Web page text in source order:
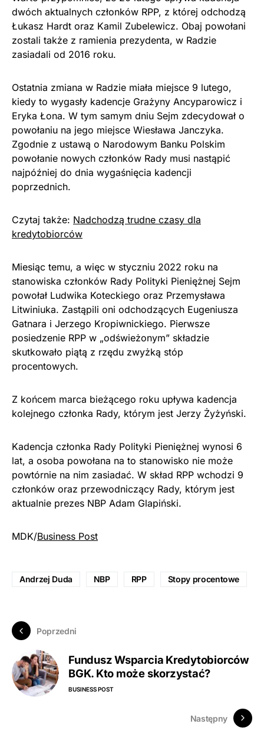
dwóch aktualnych członków RPP, z której odchodzą
Łukasz Hardt oraz Kamil Zubelewicz. Obaj powołani
zostali także z ramienia prezydenta, w Radzie
zasiadali od 2016 roku.
Ostatnia zmiana w Radzie miała miejsce 9 lutego,
kiedy to wygasły kadencje Grażyny Ancyparowicz i
Eryka Łona. W tym samym dniu Sejm zdecydował o
powołaniu na jego miejsce Wiesława Janczyka.
Zgodnie z ustawą o Narodowym Banku Polskim
powołanie nowych członków Rady musi nastąpić
najpóźniej do dnia wygaśnięcia kadencji
poprzednich.
Czytaj także: Nadchodzą trudne czasy dla
kredytobiorców
Miesiąc temu, a więc w styczniu 2022 roku na
stanowiska członków Rady Polityki Pieniężnej Sejm
powołał Ludwika Koteckiego oraz Przemysława
Litwiniuka. Zastąpili oni odchodzących Eugeniusza
Gatnara i Jerzego Kropiwnickiego. Pierwsze
posiedzenie RPP w „odświeżonym” składzie
skutkowało piątą z rzędu zwyżką stóp
procentowych.
Z końcem marca bieżącego roku upływa kadencja
kolejnego członka Rady, którym jest Jerzy Żyżyński.
Kadencja członka Rady Polityki Pieniężnej wynosi 6
lat, a osoba powołana na to stanowisko nie może
powtórnie na nim zasiadać. W skład RPP wchodzi 9
członków oraz przewodniczący Rady, którym jest
aktualnie prezes NBP Adam Glapiński.
MDK/Business Post
Andrzej Duda NBP RPP Stopy procentowe
Poprzedni
Fundusz Wsparcia Kredytobiorców
BGK. Kto może skorzystać?
BUSINESS POST
Następny